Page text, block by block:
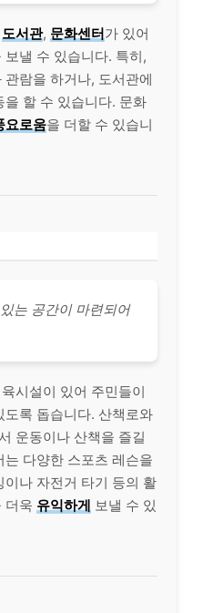
도서관, 문화센터가 있어
낼 수 있습니다. 특히,
람을 하거나, 도서관에
할 수 있습니다. 문화
요로움을 더할 수 있습니
는 공간이 마련되어
시설이 있어 주민들이
록 돕습니다. 산책로와
운동이나 산책을 즐길
다양한 스포츠 레슨을
나 자전거 타기 등의 활
더욱 유익하게 보낼 수 있